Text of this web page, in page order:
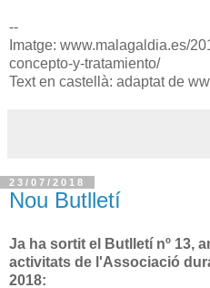
--
Imatge: www.malagaldia.es/
concepto-y-tratamiento/
Text en castellà: adaptat de
23/07/2018
Nou Butlletí
Ja ha sortit el Butlletí nº 13,
activitats de l'Associació
2018: